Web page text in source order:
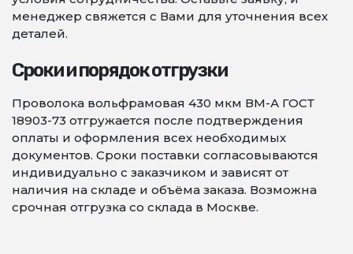
менеджер свяжется с Вами для уточнения всех
деталей.
Сроки и порядок отгрузки
Проволока вольфрамовая 430 мкм ВМ-А ГОСТ
18903-73 отгружается после подтверждения
оплаты и оформления всех необходимых
документов. Сроки поставки согласовываются
индивидуально с заказчиком и зависят от
наличия на складе и объёма заказа. Возможна
срочная отгрузка со склада в Москве.